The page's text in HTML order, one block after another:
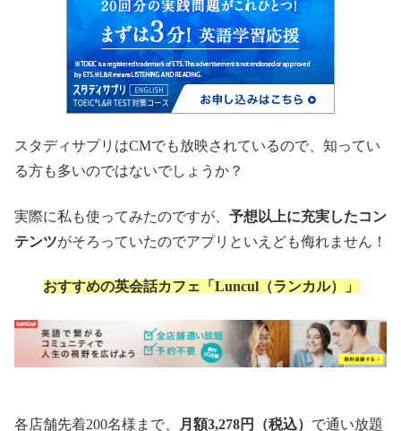
スタディサプリはCMでも放映されているので、知ってい
る方も多いのではないでしょうか？
実際に私も使ってみたのですが、 予想以上に充実したコン
テンツがそろっていたのでアプリといえども侮れません！
おすすめの英会話カフェ「Luncul（ランカル）」
各店舗先着200名様まで、 月額3,278円（税込） で通い放題